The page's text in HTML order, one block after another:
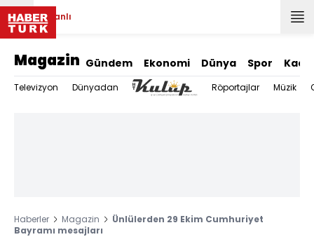
Canlı
Magazin Gündem Ekonomi Dünya Spor
Televizyon Dünyadan Röportajlar Müzik
Haberler Magazin
Ünlülerden 29 Ekim Cumhuriyet
Bayramı mesajları